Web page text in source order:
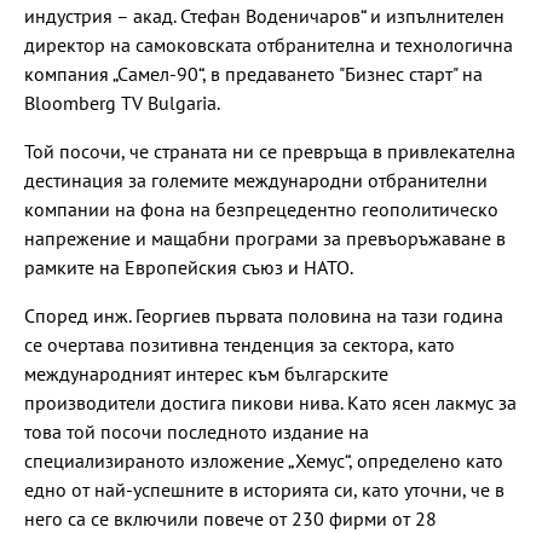
индустрия – акад. Стефан Воденичаров“ и изпълнителен
директор на самоковската отбранителна и технологична
компания „Самел-90“, в предаването "Бизнес старт" на
Bloomberg TV Bulgaria.
Той посочи, че страната ни се превръща в привлекателна
дестинация за големите международни отбранителни
компании на фона на безпрецедентно геополитическо
напрежение и мащабни програми за превъоръжаване в
рамките на Европейския съюз и НАТО.
Според инж. Георгиев първата половина на тази година
се очертава позитивна тенденция за сектора, като
международният интерес към българските
производители достига пикови нива. Като ясен лакмус за
това той посочи последното издание на
специализираното изложение „Хемус“, определено като
едно от най-успешните в историята си, като уточни, че в
него са се включили повече от 230 фирми от 28